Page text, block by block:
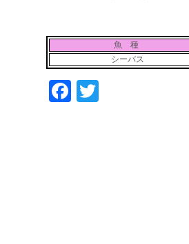
魚 種
シーバス
Facebook